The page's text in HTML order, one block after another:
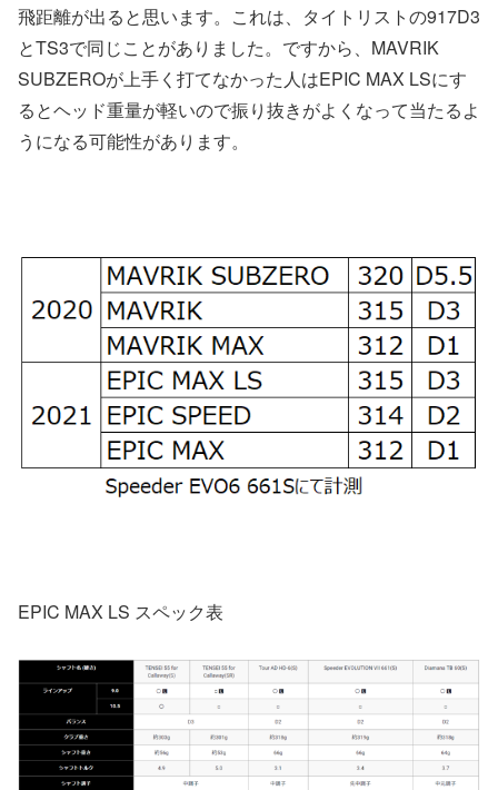
飛距離が出ると思います。これは、タイトリストの917D3
とTS3で同じことがありました。ですから、MAVRIK
SUBZEROが上手く打てなかった人はEPIC MAX LSにす
るとヘッド重量が軽いので振り抜きがよくなって当たるよ
うになる可能性があります。
EPIC MAX LS スペック表